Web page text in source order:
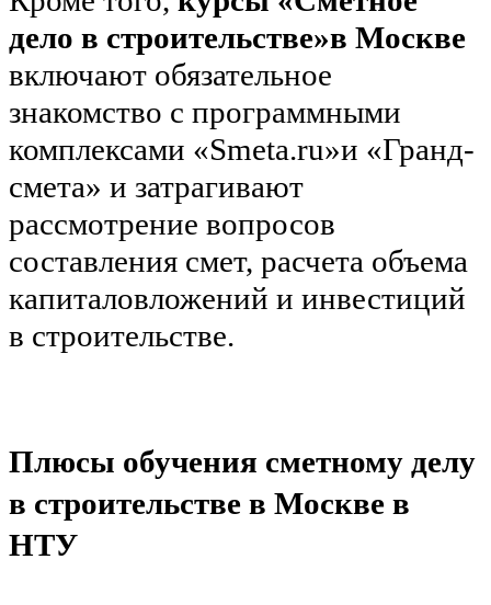
дело в строительстве»в Москве
включают обязательное
знакомство с программными
комплексами «Smeta.ru»и «Гранд-
смета» и затрагивают
рассмотрение вопросов
составления смет, расчета объема
капиталовложений и инвестиций
в строительстве.
Плюсы обучения сметному делу
в строительстве в Москве в
НТУ